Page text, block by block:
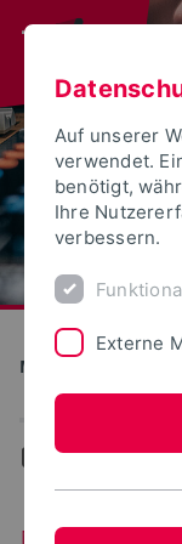
Medien und Kultur
...
Auf unserer
verwendet.
benötigt,
Ihre
verbessern.
Externe